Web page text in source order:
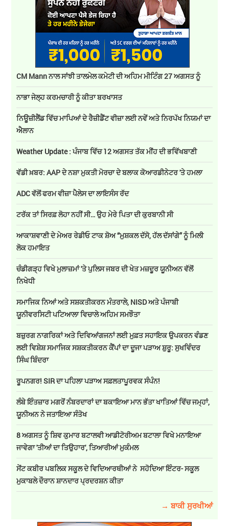
CM Mann ਨਾਲ ਸਾਂਝੀ ਤਾਲਮੇਲ ਕਮੇਟੀ ਦੀ ਅਹਿਮ ਮੀਟਿੰਗ 27 ਅਗਸਤ ਨੂੰ
ਨਾਭਾ ਜੇਲ੍ਹ ਕਰਮਚਾਰੀ ਨੂੰ ਕੀਤਾ ਬਰਖਾਸਤ
ਨਿਊਜ਼ੀਲੈਂਡ ਵਿੱਚ ਮਾਪਿਆਂ ਦੇ ਰੈਜ਼ੀਡੈਂਟ ਵੀਜ਼ਾ ਲਈ ਨਵੇਂ ਅਤੇ ਨਿਰਪੱਖ ਨਿਯਮਾਂ ਦਾ
ਐਲਾਨ
Weather Update : ਪੰਜਾਬ ਵਿੱਚ 12 ਅਗਸਤ ਤੱਕ ਮੀਂਹ ਦੀ ਭਵਿੱਖਬਾਣੀ
ਵੱਡੀ ਖ਼ਬਰ: AAP ਦੇ ਨਸ਼ਾ ਮੁਕਤੀ ਮੋਰਚਾ ਦੇ ਬਲਾਕ ਕੋਆਰਡੀਨੇਟਰ 'ਤੇ ਹਮਲਾ
ADC ਵੱਲੋਂ ਫਰਮ ਵੀਜ਼ਾ ਪੈਲੇਸ ਦਾ ਲਾਇਸੰਸ ਰੱਦ
ਟਰੱਕ ਤਾਂ ਸਿਰਫ਼ ਲੋਹਾ ਨਹੀਂ ਸੀ… ਉਹ ਮੇਰੇ ਪਿਤਾ ਦੀ ਕੁਰਬਾਨੀ ਸੀ
ਆਕਾਸ਼ਵਾਣੀ ਦੇ ਮੇਅਰ ਰੇਡੀਓ ਟਾਕ ਸ਼ੋਅ “ਮੁਸ਼ਕਲ ਦੱਸੋ, ਹੱਲ ਦੱਸਾਂਗੇ” ਨੂੰ ਮਿਲੀ
ਲੋਕ ਹਮਾਇਤ
ਚੰਡੀਗੜ੍ਹ ਵਿਖੇ ਮੁਲਾਜ਼ਮਾਂ 'ਤੇ ਪੁਲਿਸ ਜਬਰ ਦੀ ਖੇਤ ਮਜ਼ਦੂਰ ਯੂਨੀਅਨ ਵੱਲੋਂ
ਨਿਖੇਧੀ
ਸਮਾਜਿਕ ਨਿਆਂ ਅਤੇ ਸਸ਼ਕਤੀਕਰਨ ਮੰਤਰਾਲੇ, NISD ਅਤੇ ਪੰਜਾਬੀ
ਯੂਨੀਵਰਸਿਟੀ ਪਟਿਆਲਾ ਵਿਚਾਲੇ ਅਹਿਮ ਸਮਝੌਤਾ
ਬਜ਼ੁਰਗ ਨਾਗਰਿਕਾਂ ਅਤੇ ਦਿਵਿਆਂਗਜਨਾਂ ਲਈ ਮੁਫ਼ਤ ਸਹਾਇਕ ਉਪਕਰਨ ਵੰਡਣ
ਲਈ ਵਿਸ਼ੇਸ਼ ਸਮਾਜਿਕ ਸਸ਼ਕਤੀਕਰਨ ਕੈਂਪਾਂ ਦਾ ਦੂਜਾ ਪੜਾਅ ਸ਼ੁਰੂ: ਸੁਖਵਿੰਦਰ
ਸਿੰਘ ਬਿੰਦਰਾ
ਰੂਪਨਗਰ! SIR ਦਾ ਪਹਿਲਾ ਪੜਾਅ ਸਫ਼ਲਤਾਪੂਰਵਕ ਸੰਪੰਨ!
ਲੰਬੇ ਇੰਤਜ਼ਾਰ ਮਗਰੋਂ ਨੰਬਰਦਾਰਾਂ ਦਾ ਬਕਾਇਆ ਮਾਨ ਭੱਤਾ ਖਾਤਿਆਂ ਵਿੱਚ ਜਮ੍ਹਾਂ,
ਯੂਨੀਅਨ ਨੇ ਜਤਾਇਆ ਸੰਤੋਖ
8 ਅਗਸਤ ਨੂੰ ਸ਼ਿਵ ਕੁਮਾਰ ਬਟਾਲਵੀ ਆਡੀਟੋਰੀਅਮ ਬਟਾਲਾ ਵਿਖੇ ਮਨਾਇਆ
ਜਾਵੇਗਾ 'ਤੀਆਂ ਦਾ ਤਿਉਹਾਰ', ਤਿਆਰੀਆਂ ਮੁਕੰਮਲ
ਸੇਂਟ ਕਬੀਰ ਪਬਲਿਕ ਸਕੂਲ ਦੇ ਵਿਦਿਆਰਥੀਆਂ ਨੇ ਸਹੋਦਿਆ ਇੰਟਰ- ਸਕੂਲ
ਮੁਕਾਬਲੇ ਦੌਰਾਨ ਸ਼ਾਨਦਾਰ ਪ੍ਰਦਰਸ਼ਨ ਕੀਤਾ
→ ਬਾਕੀ ਸੁਰਖੀਆਂ